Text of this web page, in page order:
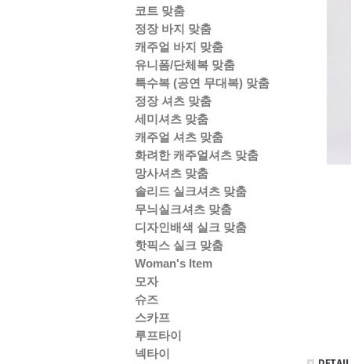
코트 맞춤
정장 바지 맞춤
캐주얼 바지 맞춤
유니폼/단체복 맞춤
특수복 (공연 무대복) 맞춤
정장 셔츠 맞춤
세미셔츠 맞춤
캐주얼 셔츠 맞춤
화려한 캐주얼셔츠 맞춤
망사셔츠 맞춤
솔리드 실크셔츠 맞춤
무늬실크셔츠 맞춤
디자인배색 실크 맞춤
핫픽스 실크 맞춤
Woman's Item
모자
슈즈
스카프
루프타이
넥타이